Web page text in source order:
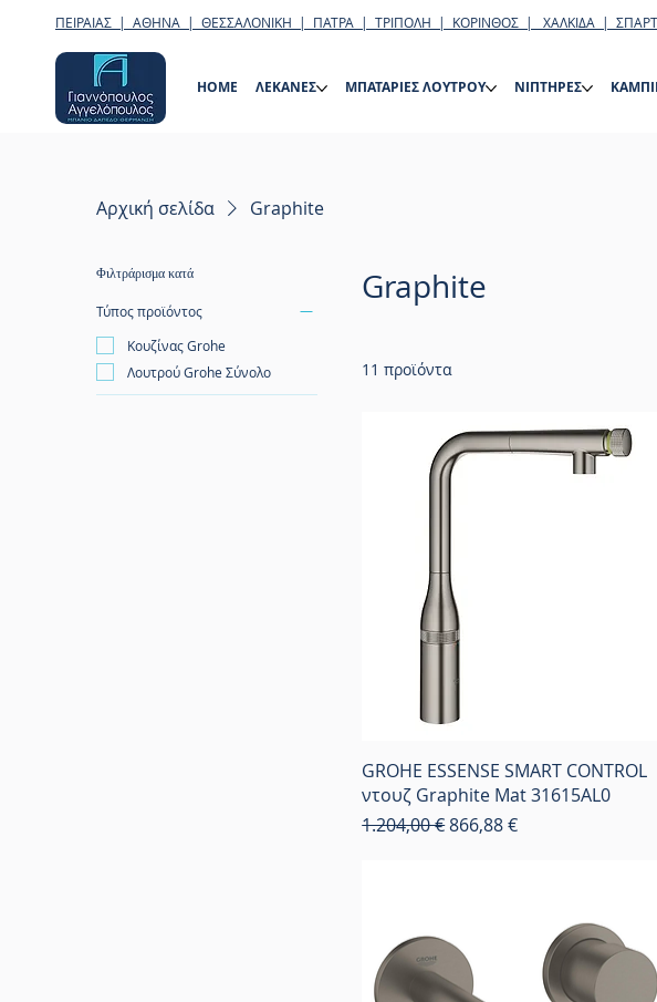
ΠΕΙΡΑΙΑΣ | ΑΘΗΝΑ | ΘΕΣΣΑΛΟΝΙΚΗ | ΠΑΤΡΑ | ΤΡΙΠΟΛΗ | ΚΟΡΙΝΘΟΣ | ΧΑΛΚΙΔΑ |
HOME ΛΕΚΑΝΕΣ ΜΠΑΤΑΡΙΕΣ ΛΟΥΤΡΟΥ ΝΙΠΤΗΡΕΣ
Αρχική σελίδα Graphite
Φιλτράρισμα κατά
Τύπος προϊόντος
Κουζίνας Grohe
Λουτρού Grohe Σύνολο
Graphite
11 προϊόντα
GROHE ESSENSE SMART CONTROL
ντουζ Graphite Mat 31615AL0
Κανονική τιμή
1.204,00 €Τιμή Έκπτωσης
866,88 €